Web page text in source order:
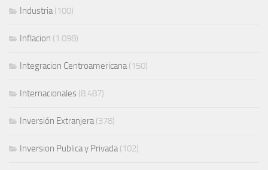
Industria(100)
Inflacion (1.098)
Integracion Centroamericana(150)
Internacionales (8.487)
Inversión Extranjera(378)
Inversion Publica y Privada(102)